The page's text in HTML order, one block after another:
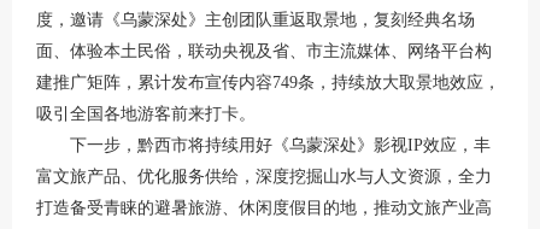
度，邀请《乌蒙深处》主创团队重返取景地，复刻经典名场
面、体验本土民俗，联动央视及省、市主流媒体、网络平台构
建推广矩阵，累计发布宣传内容749条，持续放大取景地效应，
吸引全国各地游客前来打卡。
下一步，黔西市将持续用好《乌蒙深处》影视IP效应，丰
富文旅产品、优化服务供给，深度挖掘山水与人文资源，全力
打造备受青睐的避暑旅游、休闲度假目的地，推动文旅产业高